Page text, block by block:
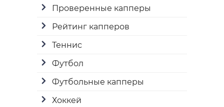
Проверенные капперы
Рейтинг капперов
Теннис
Футбол
Футбольные капперы
Хоккей